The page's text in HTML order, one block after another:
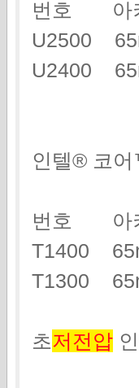
번호 아
U2500
U2400
인텔® 코
번호 아
T1400
T1300
초저전압